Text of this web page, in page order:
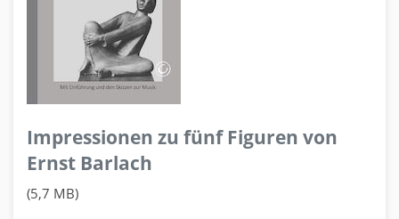
Impressionen zu fünf Figuren von
Ernst Barlach
(5,7 MB)